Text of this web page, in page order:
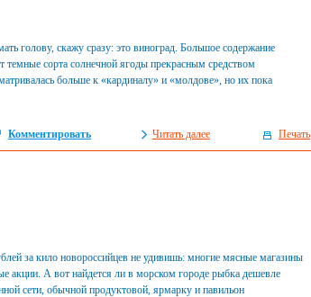
голову, скажу сразу: это виноград. Большое содержание
темные сорта солнечной ягоды прекрасным средством
больше к «кардиналу» и «молдове», но их пока
Комментировать Читать далее Печать
за кило новороссийцев не удивишь: многие мясные магазины
акции. А вот найдется ли в морском городе рыбка дешевле
сети, обычной продуктовой, ярмарку и павильон